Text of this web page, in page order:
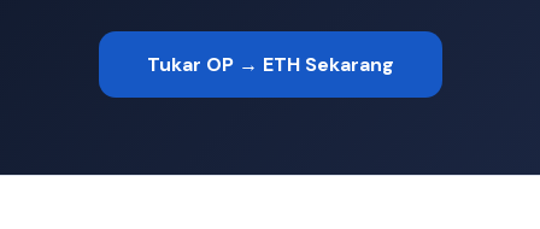
Tukar OP → ETH Sekarang